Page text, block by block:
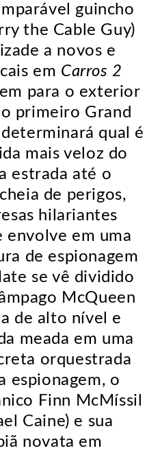
guincho
the Cable Guy)
a novos e
em Carros 2
para o exterior
primeiro Grand
qual é
mais veloz do
estrada até o
de perigos,
hilariantes
envolve em uma
de espionagem
se vê dividido
McQueen
de alto nível e
meada em uma
orquestrada
espionagem, o
Finn McMíssil
Caine) e sua
novata em